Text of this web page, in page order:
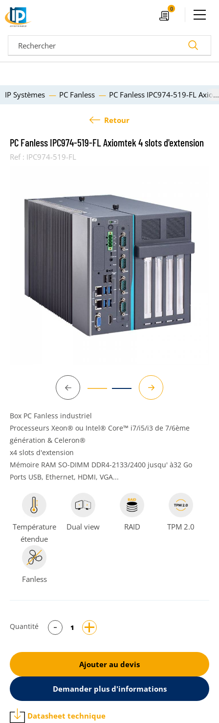
0
Devis Ouvrir le menu
IP Systèmes PC Fanless PC Fanless IPC974-519-FL
Retour
Précédent Suivant
PC Fanless IPC974-519-FL Axiomtek 4 slots d'extension
Ref : IPC974-519-FL
Box PC Fanless industriel
Processeurs Xeon® ou Intel® Core™ i7/i5/i3 de 7/6ème
génération & Celeron®
x4 slots d'extension
Mémoire RAM SO-DIMM DDR4-2133/2400 jusqu' à32 Go
Ports USB, Ethernet, HDMI, VGA...
Température
étendue
Dual view RAID TPM 2.0
Fanless
Quantité
Ajouter au devis
Demander plus d'informations
Datasheet technique